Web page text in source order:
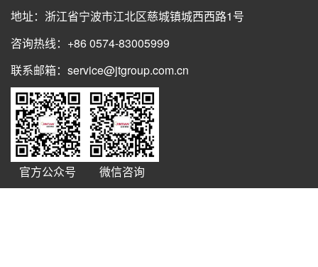
地址：浙江省宁波市江北区慈城镇城西西路1号
咨询热线：+86 0574-83005999
联系邮箱：service@jtgroup.com.cn
官方公众号 微信咨询